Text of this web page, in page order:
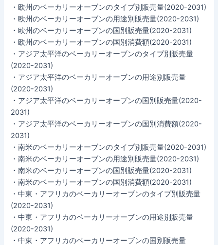
・欧州のベーカリーオーブンのタイプ別販売量(2020-2031)
・欧州のベーカリーオーブンの用途別販売量(2020-2031)
・欧州のベーカリーオーブンの国別販売量(2020-2031)
・欧州のベーカリーオーブンの国別消費額(2020-2031)
・アジア太平洋のベーカリーオーブンのタイプ別販売量
(2020-2031)
・アジア太平洋のベーカリーオーブンの用途別販売量
(2020-2031)
・アジア太平洋のベーカリーオーブンの国別販売量(2020-
2031)
・アジア太平洋のベーカリーオーブンの国別消費額(2020-
2031)
・南米のベーカリーオーブンのタイプ別販売量(2020-2031)
・南米のベーカリーオーブンの用途別販売量(2020-2031)
・南米のベーカリーオーブンの国別販売量(2020-2031)
・南米のベーカリーオーブンの国別消費額(2020-2031)
・中東・アフリカのベーカリーオーブンのタイプ別販売量
(2020-2031)
・中東・アフリカのベーカリーオーブンの用途別販売量
(2020-2031)
・中東・アフリカのベーカリーオーブンの国別販売量